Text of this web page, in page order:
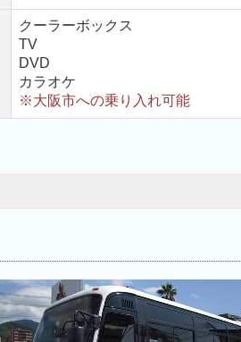
クーラーボックス
TV
DVD
カラオケ
※大阪市への乗り入れ可能